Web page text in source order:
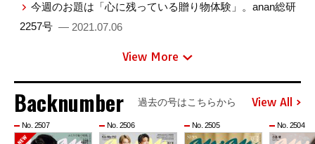
今週のお題は「心に残っている贈り物体験」。anan総研
2257号 — 2021.07.06
View More
Backnumber 過去の号はこちらから View All
No. 2507 No. 2506 No. 2505 No. 2504